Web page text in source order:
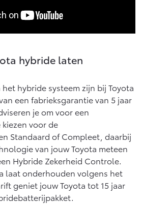
Vanaf € 48.995,-
ELEKTRISCH
Vanaf € 27.945,-
Proace Verso
BATTERIJ-ELEKTRISCH
hybride laten
hybride systeem zijn bij Toyota
een fabrieksgarantie van 5 jaar
je om voor een
voor de
Standaard of Compleet, daarbij
van jouw Toyota meteen
Hybride Zekerheid Controle.
laat onderhouden volgens het
geniet jouw Toyota tot 15 jaar